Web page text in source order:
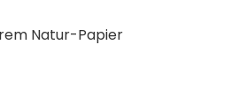
Natur-Papier